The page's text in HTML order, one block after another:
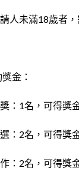
人未滿18歲者
金：
：1名，可得獎
：2名，可得獎
：2名，可得獎